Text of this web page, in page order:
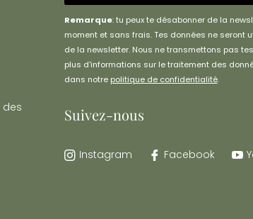
des
Remarque: tu peux te désabonner de la
moment et sans frais. Tes données ne seront
de la newsletter. Nous ne transmettons pas
plus d'informations sur le traitement des
dans notre politique de confidentialité.
Suivez-nous
Instagram Facebook